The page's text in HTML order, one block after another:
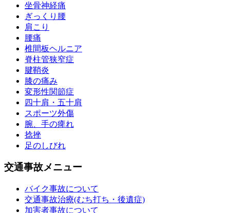
坐骨神経痛
ぎっくり腰
肩こり
腰痛
椎間板ヘルニア
脊柱管狭窄症
腱鞘炎
膝の痛み
変形性関節症
四十肩・五十肩
スポーツ外傷
腕、手の痺れ
捻挫
足のしびれ
交通事故メニュー
バイク事故について
交通事故治療(むち打ち・後遺症)
加害者事故について